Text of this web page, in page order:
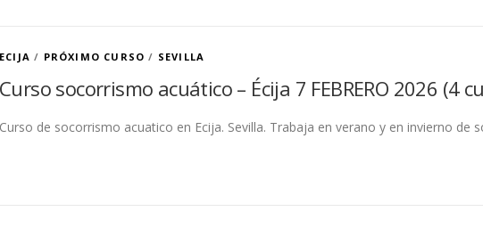
ECIJA / PRÓXIMO CURSO / SEVILLA
Curso socorrismo acuático – Écija 7 FEBRERO 2026 (4
Curso de socorrismo acuatico en Ecija. Sevilla. Trabaja en verano y en invierno de